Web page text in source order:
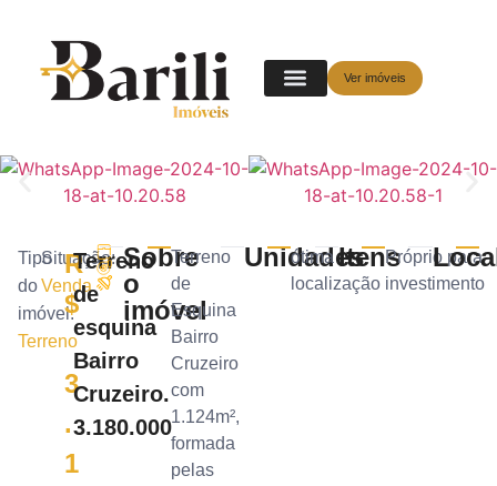
Ver imóveis
Tipo
do
imóvel:
Terreno
Situação:
Venda
R
$
3
.
1
Terreno
de
esquina
Bairro
Cruzeiro.
3.180.000
Sobre
o
imóvel
Terreno
de
Esquina
Bairro
Cruzeiro
com
1.124m²,
formada
pelas
Unidades
ótima
localização
ItensPróprio para
investimento